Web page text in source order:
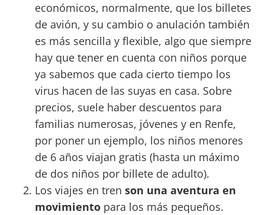
económicos, normalmente, que los billetes
de avión, y su cambio o anulación también
es más sencilla y flexible, algo que siempre
hay que tener en cuenta con niños porque
ya sabemos que cada cierto tiempo los
virus hacen de las suyas en casa. Sobre
precios, suele haber descuentos para
familias numerosas, jóvenes y en Renfe,
por poner un ejemplo, los niños menores
de 6 años viajan gratis (hasta un máximo
de dos niños por billete de adulto).
Los viajes en tren son una aventura en
movimientopara los más pequeños.